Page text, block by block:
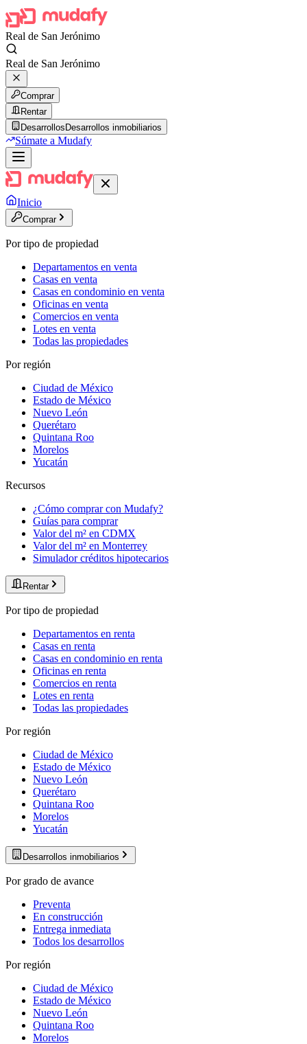
Real de San Jerónimo
Real de San Jerónimo
Comprar
Rentar
Desarrollos Desarrollos inmobiliarios
Súmate a Mudafy
Inicio
Comprar
Por tipo de propiedad
Departamentos en venta
Casas en venta
Casas en condominio en venta
Oficinas en venta
Comercios en venta
Lotes en venta
Todas las propiedades
Por región
Ciudad de México
Estado de México
Nuevo León
Querétaro
Quintana Roo
Morelos
Yucatán
Recursos
¿Cómo comprar con Mudafy?
Guías para comprar
Valor del m² en CDMX
Valor del m² en Monterrey
Simulador créditos hipotecarios
Rentar
Por tipo de propiedad
Departamentos en renta
Casas en renta
Casas en condominio en renta
Oficinas en renta
Comercios en renta
Lotes en renta
Todas las propiedades
Por región
Ciudad de México
Estado de México
Nuevo León
Querétaro
Quintana Roo
Morelos
Yucatán
Desarrollos inmobiliarios
Por grado de avance
Preventa
En construcción
Entrega inmediata
Todos los desarrollos
Por región
Ciudad de México
Estado de México
Nuevo León
Quintana Roo
Morelos